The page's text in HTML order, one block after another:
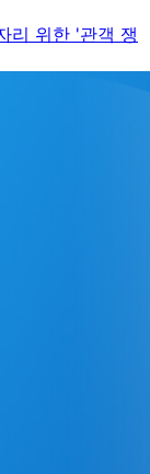
리 위한 '관객 쟁